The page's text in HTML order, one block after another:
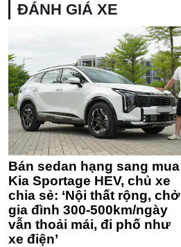
ĐÁNH GIÁ XE
Bán sedan hạng sang mua
Kia Sportage HEV, chủ xe
chia sẻ: ‘Nội thất rộng, chở
gia đình 300-500km/ngày
vẫn thoải mái, đi phố như
xe điện’